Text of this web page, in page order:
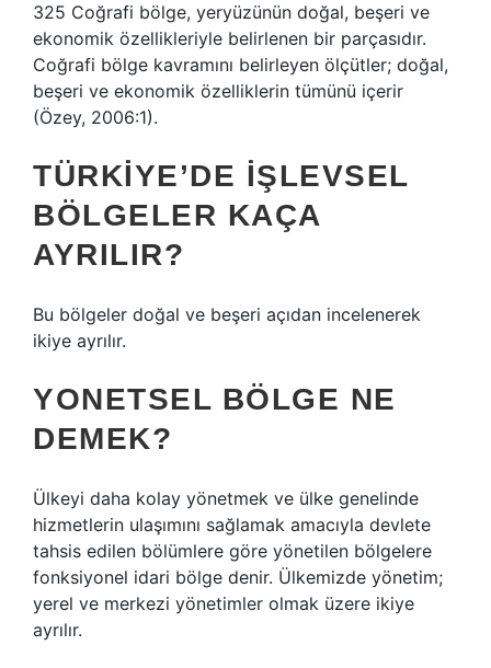
325 Coğrafi bölge, yeryüzünün doğal, beşeri ve
ekonomik özellikleriyle belirlenen bir parçasıdır.
Coğrafi bölge kavramını belirleyen ölçütler; doğal,
beşeri ve ekonomik özelliklerin tümünü içerir
(Özey, 2006:1).
TÜRKIYE’DE IŞLEVSEL
BÖLGELER KAÇA
AYRILIR?
Bu bölgeler doğal ve beşeri açıdan incelenerek
ikiye ayrılır.
YONETSEL BÖLGE NE
DEMEK?
Ülkeyi daha kolay yönetmek ve ülke genelinde
hizmetlerin ulaşımını sağlamak amacıyla devlete
tahsis edilen bölümlere göre yönetilen bölgelere
fonksiyonel idari bölge denir. Ülkemizde yönetim;
yerel ve merkezi yönetimler olmak üzere ikiye
ayrılır.